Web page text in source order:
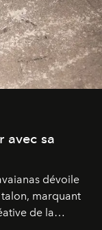
avec sa
dévoile
talon, marquant
de la